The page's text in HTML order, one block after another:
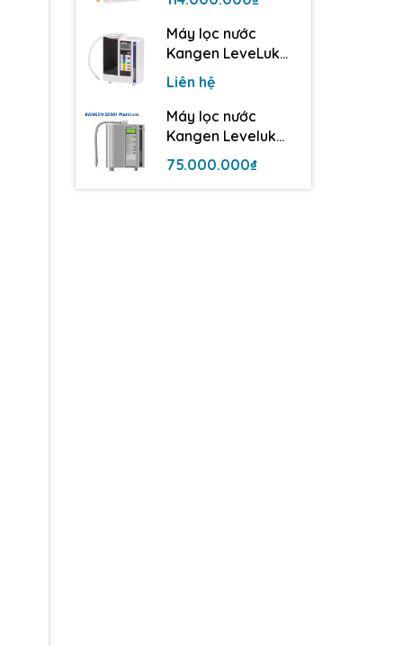
Máy lọc nước
Kangen LeveLuk
JrII - 3 tấm điện cực
Liên hệ
Máy lọc nước
Kangen Leveluk
SD501 Platinum
75.000.000₫